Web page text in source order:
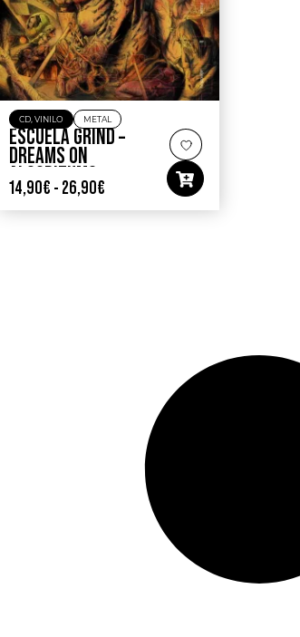
CD, VINILO METAL
ESCUELA GRIND –
DREAMS ON
ALGORITHMS
14,90€ - 26,90€